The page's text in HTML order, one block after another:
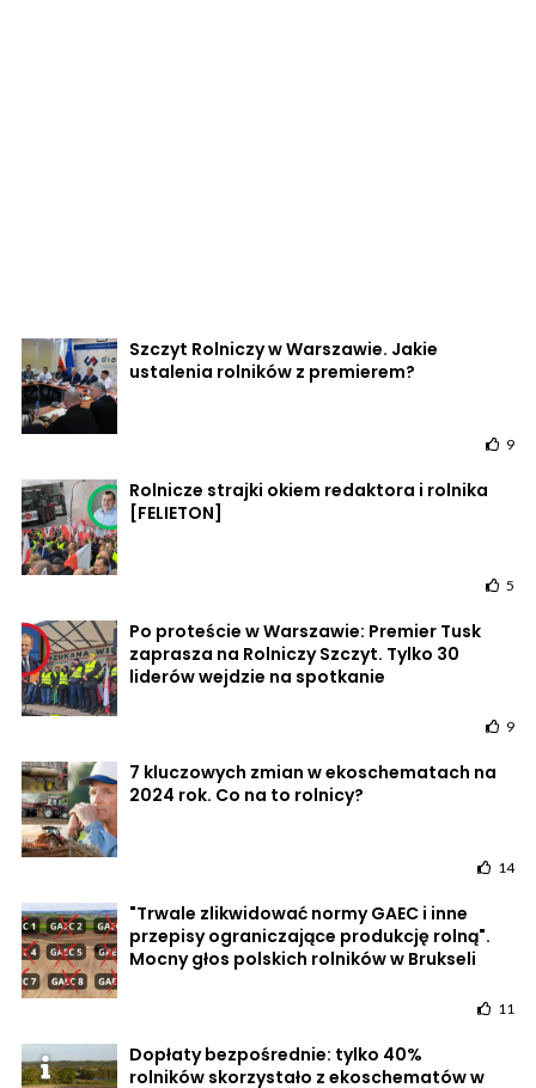
Szczyt Rolniczy w Warszawie. Jakie
ustalenia rolników z premierem?
9
Rolnicze strajki okiem redaktora i rolnika
[FELIETON]
5
Po proteście w Warszawie: Premier Tusk
zaprasza na Rolniczy Szczyt. Tylko 30
liderów wejdzie na spotkanie
9
7 kluczowych zmian w ekoschematach na
2024 rok. Co na to rolnicy?
14
"Trwale zlikwidować normy GAEC i inne
przepisy ograniczające produkcję rolną".
Mocny głos polskich rolników w Brukseli
11
Dopłaty bezpośrednie: tylko 40%
rolników skorzystało z ekoschematów w